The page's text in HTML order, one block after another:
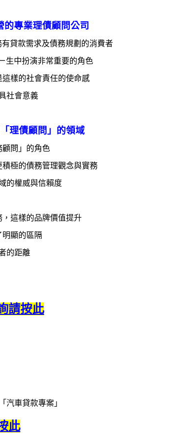
專業理債顧問公司
貸款需求及債務規劃的消費者
生中扮演非常重要的角色
樣的社會責任的使命感
社會意義
理債顧問」的領域
顧問」的角色
積極的債務管理觀念與實務
的權威與信賴度
這樣的品牌價值提升
顯的區隔
的距離
請按此
汽車貸款專案」
此